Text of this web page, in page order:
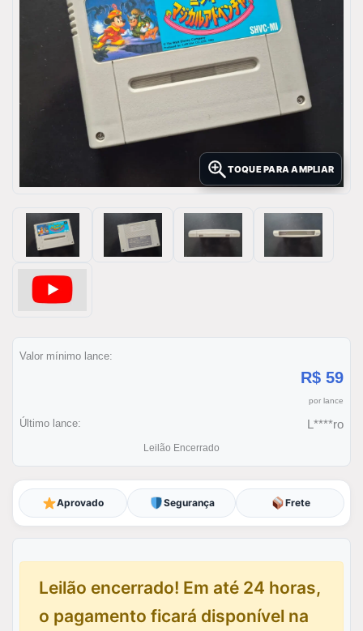
TOQUE PARA AMPLIAR
Valor mínimo lance:
R$ 59
por lance
Último lance: L****ro
Leilão Encerrado
Aprovado Segurança Frete
Leilão encerrado! Em até 24 horas,
o pagamento ficará disponível na